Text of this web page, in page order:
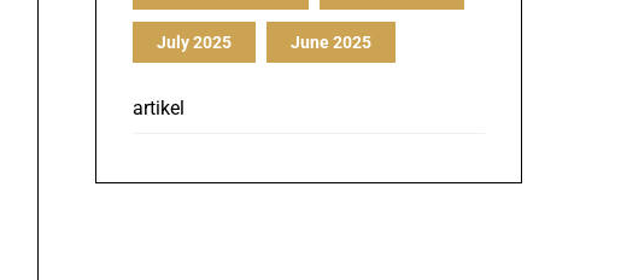
July 2025 June 2025
artikel